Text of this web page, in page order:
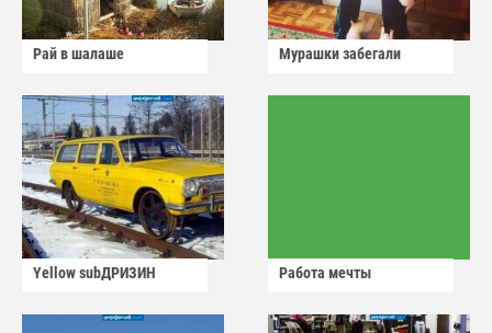
Рай в шалаше Мурашки забегали
Yellow subДРИЗИН Работа мечты